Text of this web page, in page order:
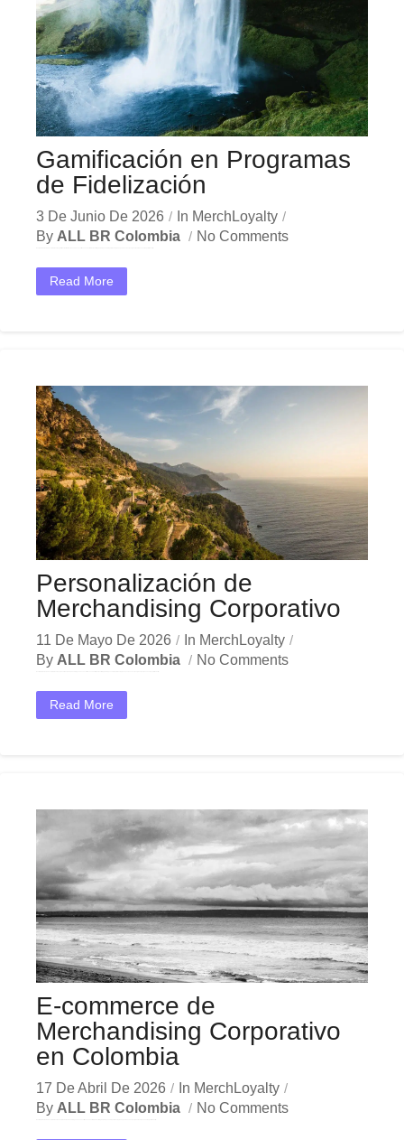
Gamificación en Programas
de Fidelización
3 De Junio De 2026 In MerchLoyalty
By ALL BR Colombia No Comments
Read More
Personalización de
Merchandising Corporativo
11 De Mayo De 2026 In MerchLoyalty
By ALL BR Colombia No Comments
Read More
E-commerce de
Merchandising Corporativo
en Colombia
17 De Abril De 2026 In MerchLoyalty
By ALL BR Colombia No Comments